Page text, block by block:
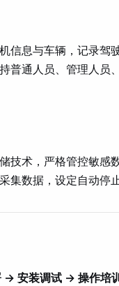
机信息与车辆，记录驾
持普通人员、管理人
技术，严格管控敏感
集数据，设定自动停
→ 安装调试 → 操作培